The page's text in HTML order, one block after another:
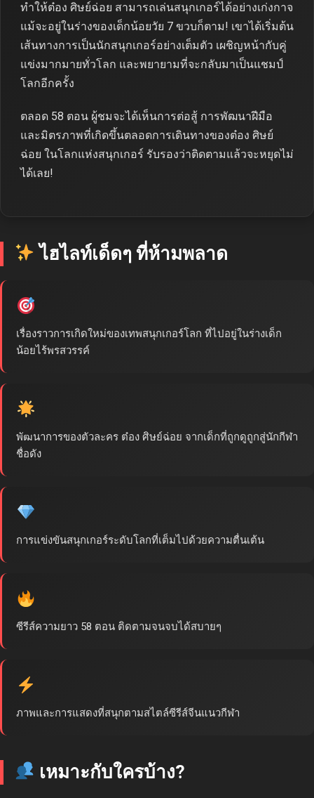
ทำให้ต๋อง ศิษย์ฉ่อย สามารถเล่นสนุกเกอร์ได้อย่างเก่งกาจ
แม้จะอยู่ในร่างของเด็กน้อยวัย 7 ขวบก็ตาม! เขาได้เริ่มต้น
เส้นทางการเป็นนักสนุกเกอร์อย่างเต็มตัว เผชิญหน้ากับคู่
แข่งมากมายทั่วโลก และพยายามที่จะกลับมาเป็นแชมป์
โลกอีกครั้ง
ตลอด 58 ตอน ผู้ชมจะได้เห็นการต่อสู้ การพัฒนาฝีมือ
และมิตรภาพที่เกิดขึ้นตลอดการเดินทางของต๋อง ศิษย์
ฉ่อย ในโลกแห่งสนุกเกอร์ รับรองว่าติดตามแล้วจะหยุดไม่
ได้เลย!
ไฮไลท์เด็ดๆ ที่ห้ามพลาด
เรื่องราวการเกิดใหม่ของเทพสนุกเกอร์โลก ที่ไปอยู่ในร่างเด็ก
น้อยไร้พรสวรรค์
พัฒนาการของตัวละคร ต๋อง ศิษย์ฉ่อย จากเด็กที่ถูกดูถูกสู่นักกีฬา
ชื่อดัง
การแข่งขันสนุกเกอร์ระดับโลกที่เต็มไปด้วยความตื่นเต้น
ซีรีส์ความยาว 58 ตอน ติดตามจนจบได้สบายๆ
ภาพและการแสดงที่สนุกตามสไตล์ซีรีส์จีนแนวกีฬา
เหมาะกับใครบ้าง?